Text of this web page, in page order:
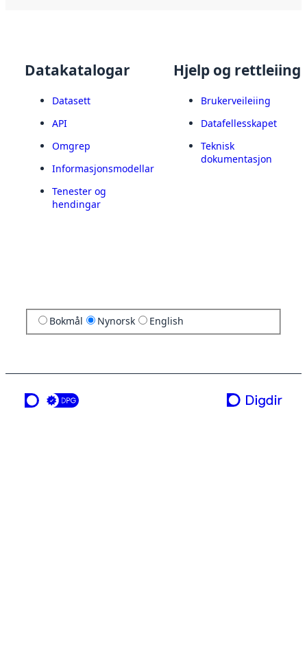
Datakatalogar
Datasett
API
Omgrep
Informasjonsmodellar
Tenester og
hendingar
Hjelp og rettleiing
Brukerveileiing
Datafellesskapet
Teknisk
dokumentasjon
Bokmål Nynorsk English